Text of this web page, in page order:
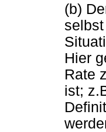
(b)
Hier
Rate
ist;